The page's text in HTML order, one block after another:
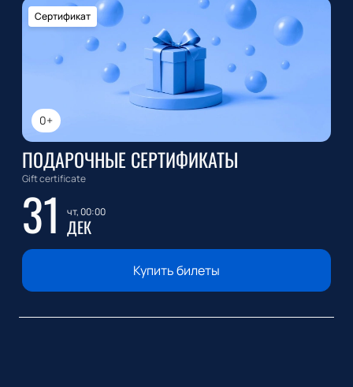
0+
Сертификат
ПОДАРОЧНЫЕ СЕРТИФИКАТЫ
Gift certificate
31 чт, 00:00
ДЕК
Купить билеты